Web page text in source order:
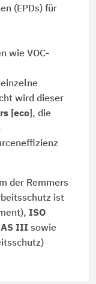
(EPDs) für
wie VOC-
wird dieser
[eco], die
der Remmers
ist
ISO
III sowie